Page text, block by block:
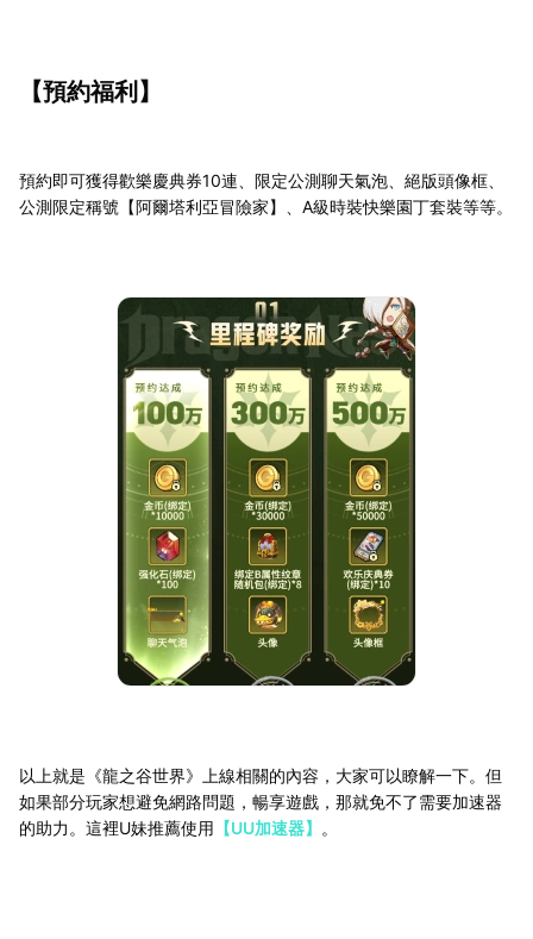
【預約福利】
預約即可獲得歡樂慶典券10連、限定公測聊天氣泡、絕版頭像框、
公測限定稱號【阿爾塔利亞冒險家】、A級時裝快樂園丁套裝等等。
以上就是《龍之谷世界》上線相關的內容，大家可以瞭解一下。但
如果部分玩家想避免網路問題，暢享遊戲，那就免不了需要加速器
的助力。這裡U妹推薦使用 【UU加速器】 。